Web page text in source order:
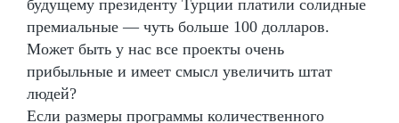
будущему президенту Турции платили солидные
премиальные — чуть больше 100 долларов.
Может быть у нас все проекты очень
прибыльные и имеет смысл увеличить штат
людей?
Если размеры программы количественного